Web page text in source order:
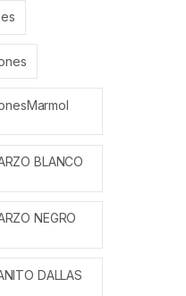
BLANCO
NEGRO
DALLAS